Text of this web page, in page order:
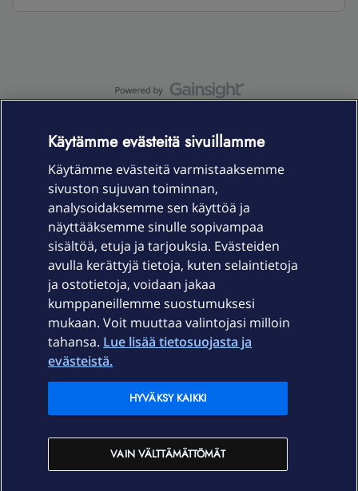
Laitteet & liittymät
Palvelut
Ajankohtaista
Elisa Oyj
In English
Käytämme evästeitä sivuillamme
Käytämme evästeitä varmistaaksemme
sivuston sujuvan toiminnan,
analysoidaksemme sen käyttöä ja
näyttääksemme sinulle sopivampaa
sisältöä, etuja ja tarjouksia. Evästeiden
avulla kerättyjä tietoja, kuten selaintietoja
ja ostotietoja, voidaan jakaa
kumppaneillemme suostumuksesi
mukaan. Voit muuttaa valintojasi milloin
tahansa. Lue lisää tietosuojasta ja
evästeistä.
VAIN VÄLTTÄMÄTTÖMÄT
HYVÄKSY KAIKKI